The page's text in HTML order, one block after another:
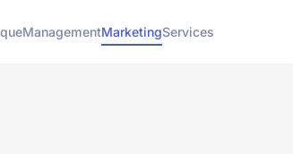
ManagementMarketingServices